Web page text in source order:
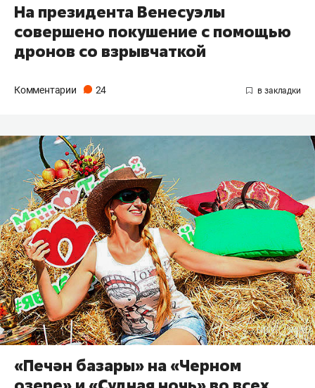
На президента Венесуэлы
совершено покушение с помощью
дронов со взрывчаткой
Комментарии 24
«Печән базары» на «Черном